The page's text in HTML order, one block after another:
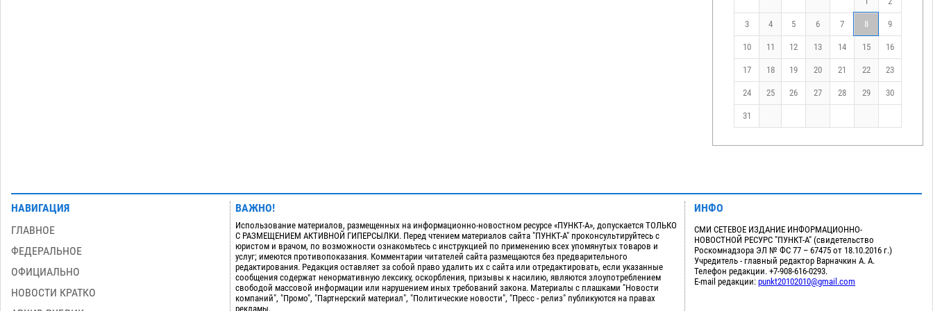
3 4 5 6 7 8 9
10 11 12 13 14 15 16
17 18 19 20 21 22 23
24 25 26 27 28 29 30
31
НАВИГАЦИЯ
ГЛАВНОЕ
ФЕДЕРАЛЬНОЕ
ОФИЦИАЛЬНО
НОВОСТИ КРАТКО
ВАЖНО!
Использование материалов, размещенных на информационно-новостном ресурсе «ПУНКТ-А», допускается ТОЛЬКО
С РАЗМЕЩЕНИЕМ АКТИВНОЙ ГИПЕРСЫЛКИ. Перед чтением материалов сайта "ПУНКТ-А" проконсультируйтесь с
юристом и врачом, по возможности ознакомьтесь с инструкцией по применению всех упомянутых товаров и
услуг; имеются противопоказания. Комментарии читателей сайта размещаются без предварительного
редактирования. Редакция оставляет за собой право удалить их с сайта или отредактировать, если указанные
сообщения содержат ненормативную лексику, оскорбления, призывы к насилию, являются злоупотреблением
свободой массовой информации или нарушением иных требований закона. Материалы с плашками "Новости
компаний", "Промо", "Партнерский материал", "Политические новости", "Пресс - релиз" публикуются на правах
рекламы.
ИНФО
СМИ СЕТЕВОЕ ИЗДАНИЕ ИНФОРМАЦИОННО-
НОВОСТНОЙ РЕСУРС "ПУНКТ-А" (свидетельство
Роскомнадзора ЭЛ № ФС 77 – 67475 от 18.10.2016 г.)
Учредитель - главный редактор Варначкин А. А.
Телефон редакции. +7-908-616-0293.
E-mail редакции: punkt20102010@gmail.com